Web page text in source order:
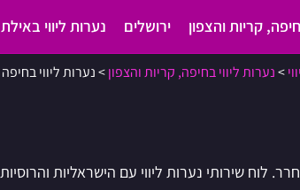
קריות והצפון ירושלים נערות ליווי באילת
>נערות ליווי בחיפה, קריות והצפון>נערות ליווי בחיפה
שירותי נערות ליווי עם הישראליות והרוסיות